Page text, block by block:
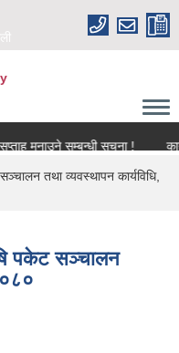
सम्बन्धी सूचना !
तथा व्यवस्थापन कार्यविधि,
पकेट सञ्चालन